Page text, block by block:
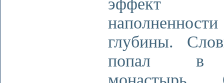
эффект
глубины.
попал в